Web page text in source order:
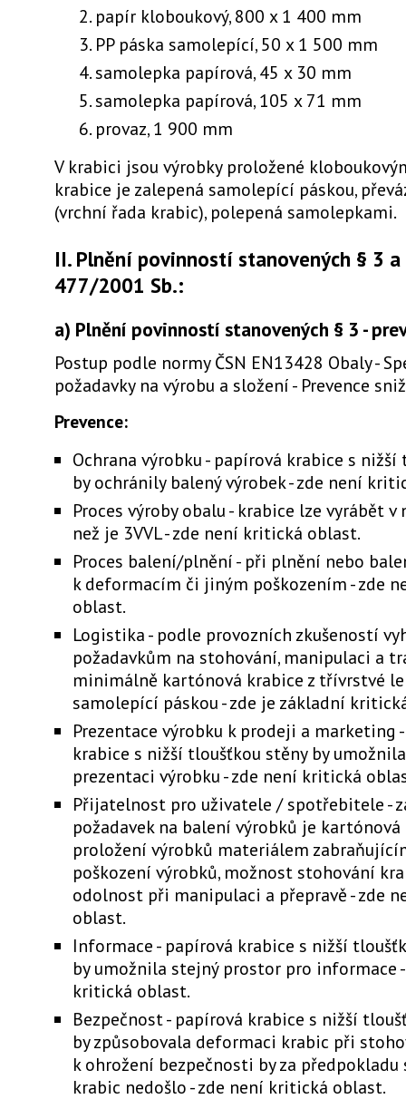
papír kloboukový, 800 x 1 400 mm
PP páska samolepící, 50 x 1 500 mm
samolepka papírová, 45 x 30 mm
samolepka papírová, 105 x 71 mm
provaz, 1 900 mm
V krabici jsou výrobky proložené
krabice je zalepená samolepící páskou,
(vrchní řada krabic), polepená samolepkami.
II. Plnění povinností stanovených § 3 a
477/2001 Sb.:
a) Plnění povinností stanovených § 3 -
Postup podle normy ČSN EN13428 Obaly -
požadavky na výrobu a složení - Prevence
Prevence:
Ochrana výrobku - papírová krabice s
by ochránily balený výrobek - zde není
Proces výroby obalu - krabice lze vyrábět
než je 3VVL - zde není kritická oblast.
Proces balení/plnění - při plnění nebo
k deformacím či jiným poškozením - zde
oblast.
Logistika - podle provozních zkušeností
požadavkům na stohování, manipulaci a
minimálně kartónová krabice z třívrstvé
samolepící páskou - zde je základní
Prezentace výrobku k prodeji a marketing
krabice s nižší tloušťkou stěny by
prezentaci výrobku - zde není kritická
Přijatelnost pro uživatele / spotřebitele -
požadavek na balení výrobků je kartónová
proložení výrobků materiálem
poškození výrobků, možnost stohování
odolnost při manipulaci a přepravě - zde
oblast.
Informace - papírová krabice s nižší
by umožnila stejný prostor pro informace
kritická oblast.
Bezpečnost - papírová krabice s nižší
by způsobovala deformaci krabic při
k ohrožení bezpečnosti by za předpokladu
krabic nedošlo - zde není kritická oblast.